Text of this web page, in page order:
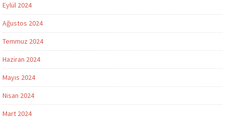
Eylül 2024
Ağustos 2024
Temmuz 2024
Haziran 2024
Mayıs 2024
Nisan 2024
Mart 2024